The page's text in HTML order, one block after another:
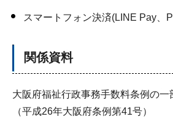
スマートフォン決済(LINE Pay、
関係資料
大阪府福祉行政事務手数料条例の一
（平成26年大阪府条例第41号）